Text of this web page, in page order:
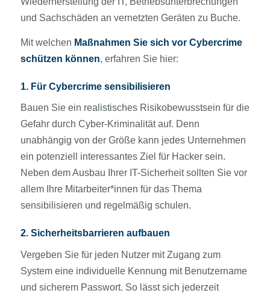
und Sachschäden an vernetzten Geräten zu Buche.
Mit welchen Maßnahmen Sie sich vor Cybercrime
schützen können, erfahren Sie hier:
1. Für Cybercrime sensibilisieren
Bauen Sie ein realistisches Risikobewusstsein für die
Gefahr durch Cyber-Kriminalität auf. Denn
unabhängig von der Größe kann jedes Unternehmen
ein potenziell interessantes Ziel für Hacker sein.
Neben dem Ausbau Ihrer IT-Sicherheit sollten Sie vor
allem Ihre Mitarbeiter*innen für das Thema
sensibilisieren und regelmäßig schulen.
2. Sicherheitsbarrieren aufbauen
Vergeben Sie für jeden Nutzer mit Zugang zum
System eine individuelle Kennung mit Benutzername
und sicherem Passwort. So lässt sich jederzeit